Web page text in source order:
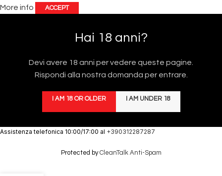
More info
ACCEPT
Hai 18 anni?
Devi avere 18 anni per vedere queste pagine.
Rispondi alla nostra domanda per entrare.
I AM 18 OR OLDER I AM UNDER 18
Assistenza telefonica 10:00/17:00 al +390312287287
Protected byCleanTalk Anti-Spam